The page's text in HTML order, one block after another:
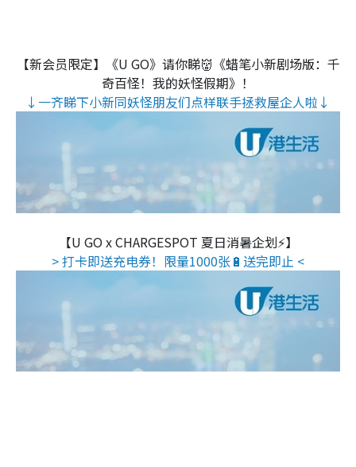
【新会员限定】《U GO》请你睇👹《蜡笔小新剧场版：千
奇百怪！我的妖怪假期》！
↓一齐睇下小新同妖怪朋友们点样联手拯救屋企人啦↓
【U GO x CHARGESPOT 夏日消暑企划⚡】
> 打卡即送充电券！限量1000张🔋送完即止 <